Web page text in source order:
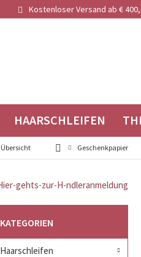
Kostenloser Versand ab €
HAARSCHLEIFEN
Übersicht Geschenkpapier
KATEGORIEN
Haarschleifen